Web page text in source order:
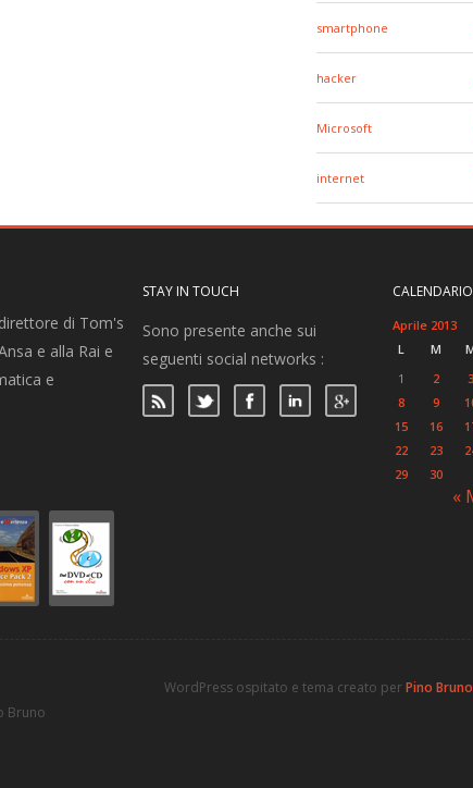
smartphone
hacker
Microsoft
internet
di Tom's
e alla Rai e
e
STAY IN TOUCH
Sono presente anche sui
seguenti social networks :
CALENDARIO
Aprile 2013
L
M
1
2 3
8
9
15
16
22
23
29
30
«
WordPress ospitato e tema creato perPino Bruno
Bruno